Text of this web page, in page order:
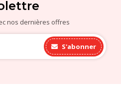
nos dernières offres
S'abonner